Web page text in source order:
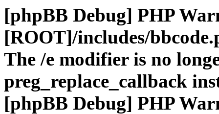
[phpBB Debug] PHP
[ROOT]/includes/
The /e modifier is no
preg_replace_callback
[phpBB Debug] PHP